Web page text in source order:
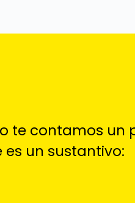
te contamos un
un sustantivo: